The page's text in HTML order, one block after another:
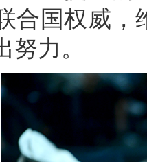
合国权威，
努力。